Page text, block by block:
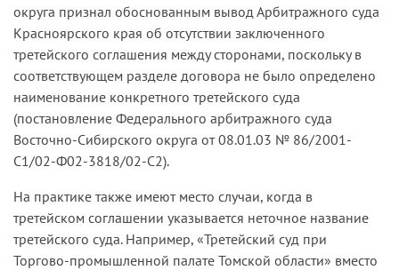
округа признал обоснованным вывод Арбитражного суда
Красноярского края об отсутствии заключенного
третейского соглашения между сторонами, поскольку в
соответствующем разделе договора не было определено
наименование конкретного третейского суда
(постановление Федерального арбитражного суда
Восточно-Сибирского округа от 08.01.03 № 86/2001-
С1/02-Ф02-3818/02-С2).
На практике также имеют место случаи, когда в
третейском соглашении указывается неточное название
третейского суда. Например, «Третейский суд при
Торгово-промышленной палате Томской области» вместо